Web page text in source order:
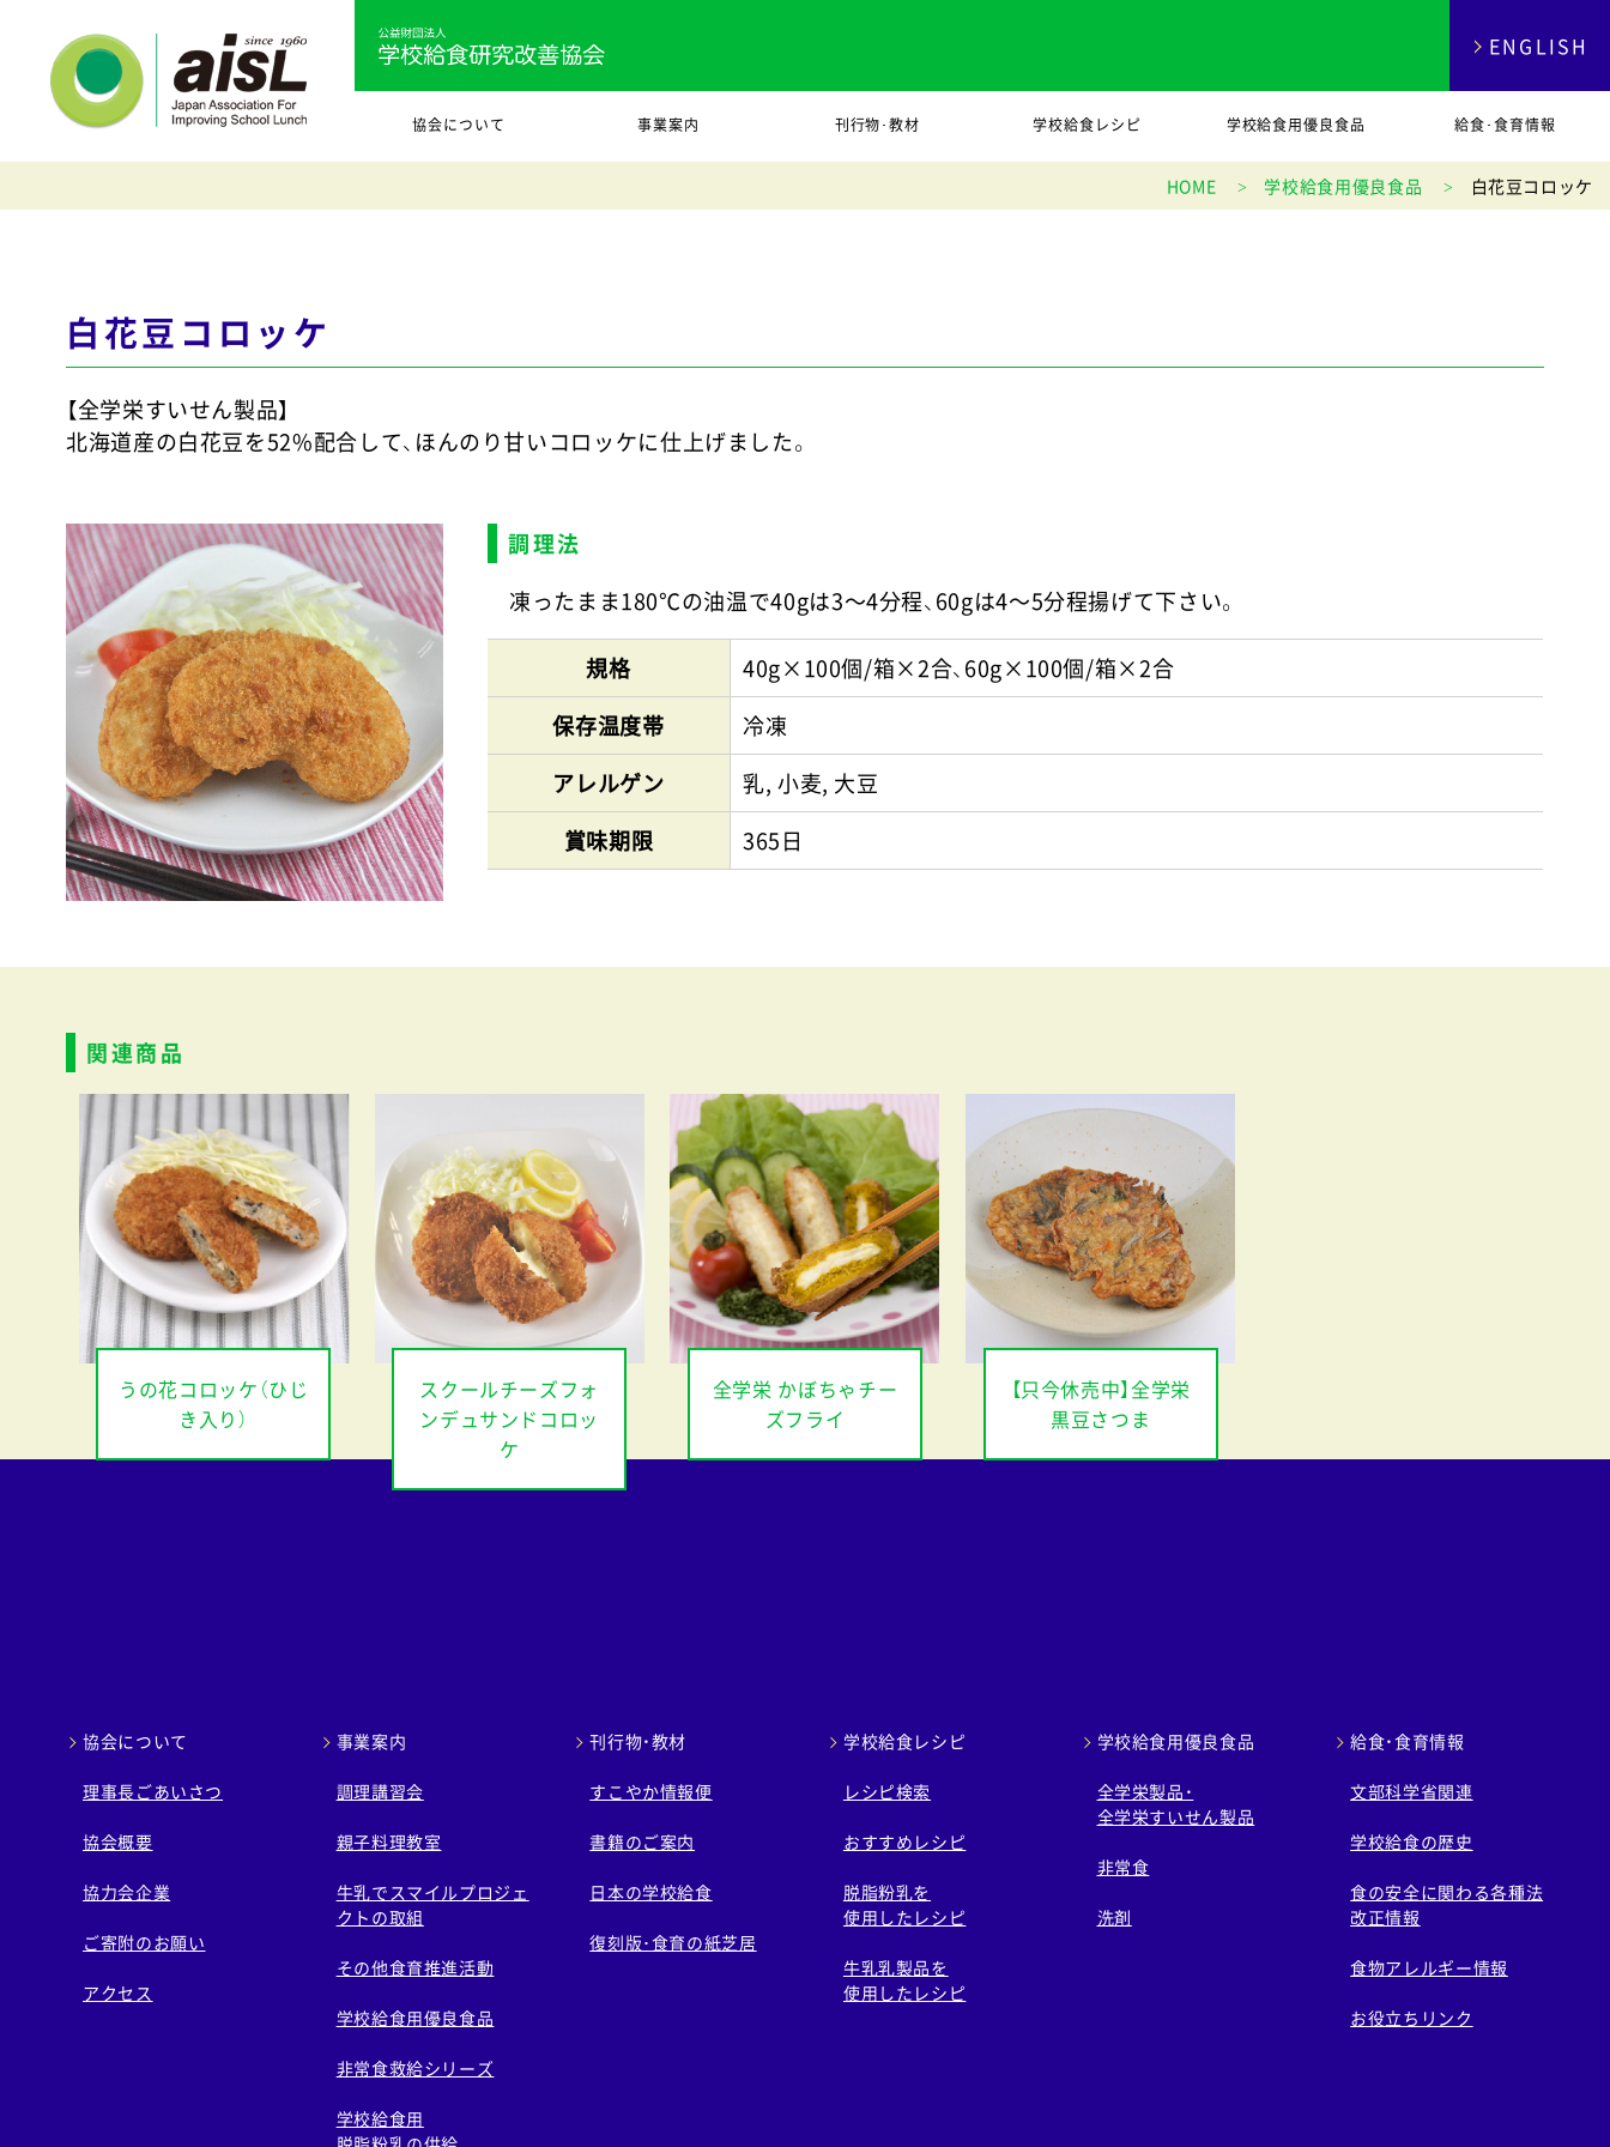
協会について 事業案内 刊行物･教材 学校給食レシピ 学校給食用優良食品 給食･食育情報
ENGLISH
HOME 学校給食用優良食品 白花豆コロッケ
白花豆コロッケ
【全学栄すいせん製品】
北海道産の白花豆を52%配合して、ほんのり甘いコロッケに仕上げました。
調理法
凍ったまま180℃の油温で40gは3～4分程、60gは4～5分程揚げて下さい。
規格
40g×100個/箱×2合、60g×100個/箱×2合
保存温度帯
冷凍
アレルゲン
乳, 小麦, 大豆
賞味期限
365日
関連商品
うの花コロッケ（ひじ
き入り）
スクールチーズフォ
ンデュサンドコロッ
ケ
全学栄 かぼちゃチー
ズフライ
【只今休売中】全学栄
黒豆さつま
協会について
理事長ごあいさつ
協会概要
協力会企業
ご寄附のお願い
アクセス
事業案内
調理講習会
親子料理教室
牛乳でスマイルプロジェ
クトの取組
その他食育推進活動
学校給食用優良食品
非常食救給シリーズ
学校給食用
刊行物・教材
すこやか情報便
書籍のご案内
日本の学校給食
復刻版･食育の紙芝居
学校給食レシピ
レシピ検索
おすすめレシピ
脱脂粉乳を
使用したレシピ
牛乳乳製品を
使用したレシピ
学校給食用優良食品
全学栄製品・
全学栄すいせん製品
非常食
洗剤
給食・食育情報
文部科学省関連
学校給食の歴史
食の安全に関わる各種法
改正情報
食物アレルギー情報
お役立ちリンク